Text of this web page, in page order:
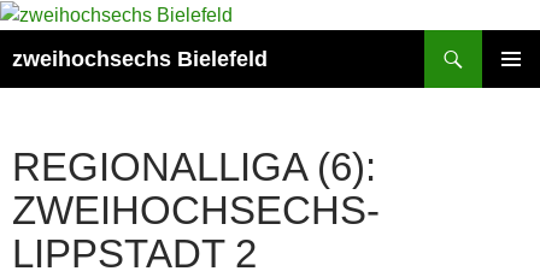
Zum
springen
zweihochsechs Bielefeld
REGIONALLIGA (6):
ZWEIHOCHSECHS-
LIPPSTADT 2